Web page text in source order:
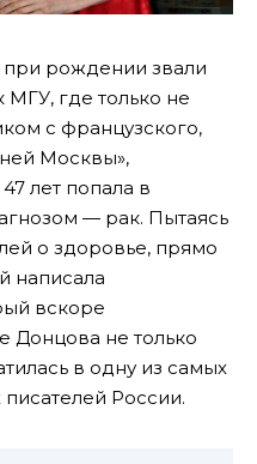
при рождении звали
где только не
с французского,
Москвы»,
лет попала в
— рак. Пытаясь
о здоровье, прямо
написала
вскоре
Донцова не только
в одну из самых
России.